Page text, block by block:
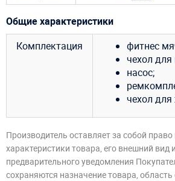
Общие характеристики
Комплектация
фитнес
чехол
насос;
чехол для
Производитель оставляет за собой
характеристики товара, его внешний вид
предварительного уведомления
сохраняются назначение товара,